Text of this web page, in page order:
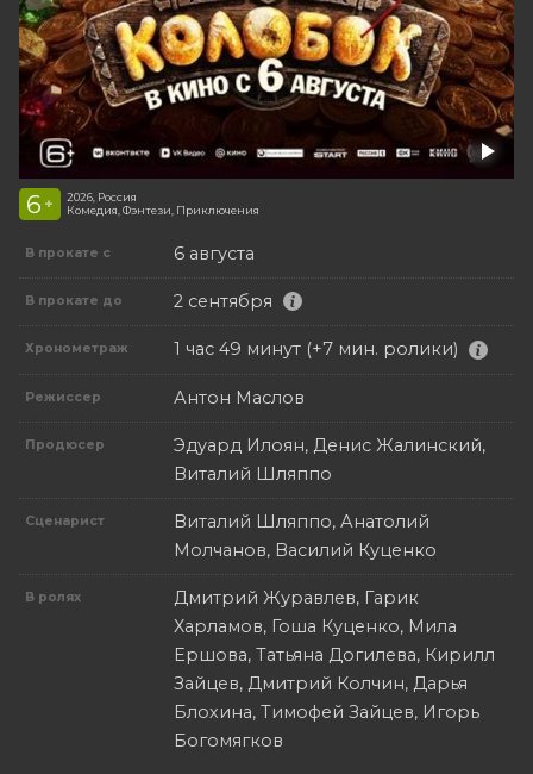
6 +
2026, Россия
Комедия, Фэнтези, Приключения
В прокате с 6 августа
В прокате до 2 сентября
Хронометраж 1 час 49 минут (+7 мин. ролики)
Режиссер Антон Маслов
Продюсер
Эдуард Илоян, Денис Жалинский,
Виталий Шляппо
Сценарист
Виталий Шляппо, Анатолий
Молчанов, Василий Куценко
В ролях
Дмитрий Журавлев, Гарик
Харламов, Гоша Куценко, Мила
Ершова, Татьяна Догилева, Кирилл
Зайцев, Дмитрий Колчин, Дарья
Блохина, Тимофей Зайцев, Игорь
Богомягков